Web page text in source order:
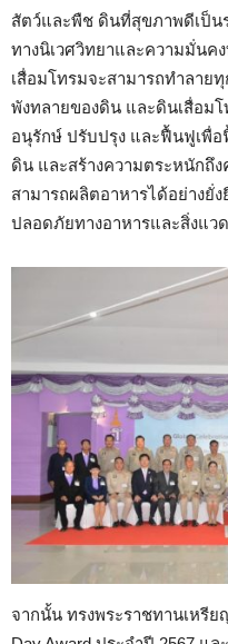
สัตว์และพืช ดินที่สุขภาพดีเป็
ทางนิเวศวิทยาและความมั่นค
เสื่อมโทรมจะสามารถทำลาย
พังทลายของดิน และดินเสื่อม
อนุรักษ์ ปรับปรุง และฟื้นฟูเพื่
ดิน และสร้างความตระหนักถึ
สามารถผลิตอาหารได้อย่างยั่
ปลอดภัยทางอาหารและสิ่งแว
จากนั้น ทรงพระราชทานเหรีย